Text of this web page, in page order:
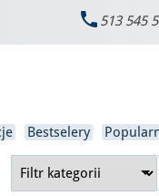
 513 545
Bestselery
×